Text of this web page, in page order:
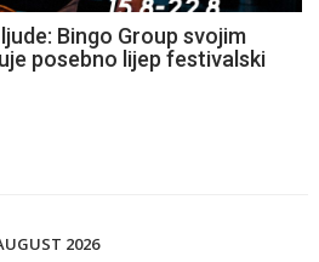
Bingo Group svojim
posebno lijep festivalski
2026